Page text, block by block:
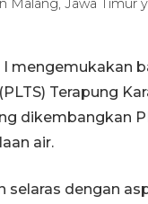
Malang, Jawa Timur
I mengemukakan
Terapung
dikembangkan
air.
dengan